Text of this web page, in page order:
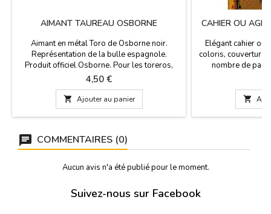
AIMANT TAUREAU OSBORNE
Aimant en métal Toro de Osborne noir.
Représentation de la bulle espagnole.
Produit officiel Osborne. Pour les toreros,
c'est aussi un bon cadeau pour des
événements à la mémoire de l'Espagne.
Mesures: 5,5 x 5,5 cm.
Prix
4,50 €
 Ajouter au panier
CAHIER OU
Elégant cahier ou
coloris, couverture
nombre de
ranchs, les
élégance, et
cette série.
encore sur le

COMMENTAIRES (0)
Aucun avis n'a été publié pour le moment.
Suivez-nous sur Facebook